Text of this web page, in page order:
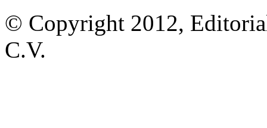
© Copyright 2012,
C.V.